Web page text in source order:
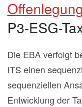
P3-ESG-
Die EBA verfolgt
ITS einen
sequenziellen
Entwicklung der